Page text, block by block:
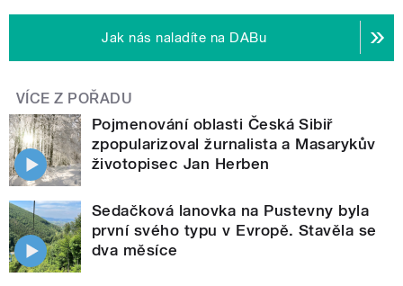
Jak nás naladíte na DABu
VÍCE Z POŘADU
Pojmenování oblasti Česká Sibiř
zpopularizoval žurnalista a Masarykův
životopisec Jan Herben
Sedačková lanovka na Pustevny byla
první svého typu v Evropě. Stavěla se
dva měsíce